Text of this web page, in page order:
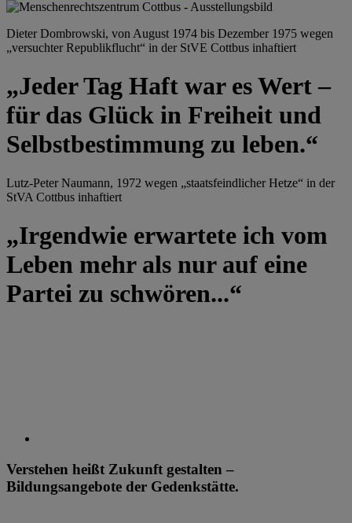
Dieter Dombrowski, von August 1974 bis Dezember 1975 wegen
„versuchter Republikflucht“ in der StVE Cottbus inhaftiert
„Jeder Tag Haft war es Wert –
für das Glück in Freiheit und
Selbstbestimmung zu leben.“
Lutz-Peter Naumann, 1972 wegen „staatsfeindlicher Hetze“ in der
StVA Cottbus inhaftiert
„Irgendwie erwartete ich vom
Leben mehr als nur auf eine
Partei zu schwören...“
Verstehen heißt Zukunft gestalten –
Bildungsangebote der Gedenkstätte.